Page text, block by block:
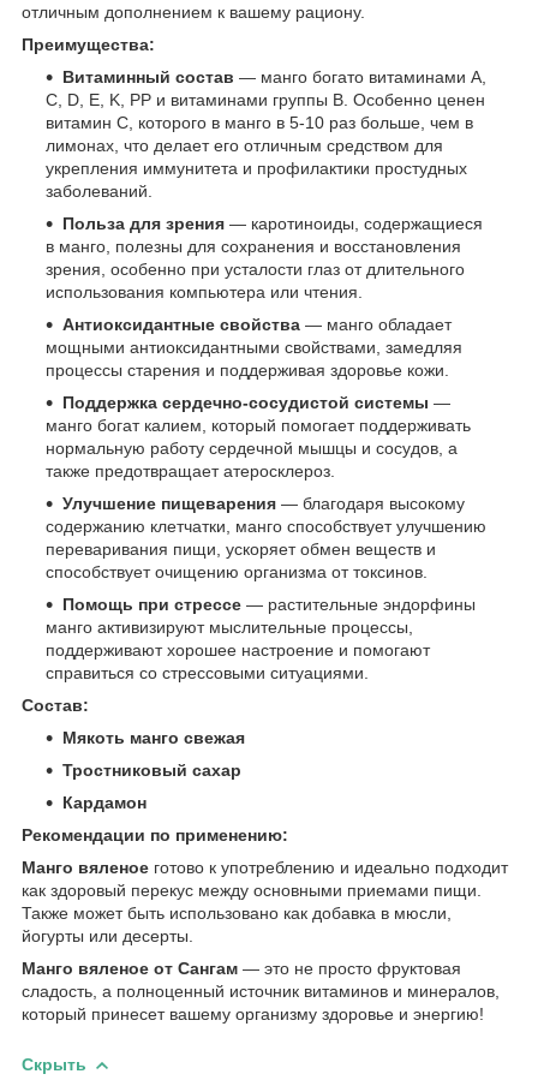
отличным дополнением к вашему рациону.
Преимущества:
Витаминный состав — манго богато витаминами A,
C, D, E, K, PP и витаминами группы B. Особенно ценен
витамин C, которого в манго в 5-10 раз больше, чем в
лимонах, что делает его отличным средством для
укрепления иммунитета и профилактики простудных
заболеваний.
Польза для зрения — каротиноиды, содержащиеся
в манго, полезны для сохранения и восстановления
зрения, особенно при усталости глаз от длительного
использования компьютера или чтения.
Антиоксидантные свойства — манго обладает
мощными антиоксидантными свойствами, замедляя
процессы старения и поддерживая здоровье кожи.
Поддержка сердечно-сосудистой системы —
манго богат калием, который помогает поддерживать
нормальную работу сердечной мышцы и сосудов, а
также предотвращает атеросклероз.
Улучшение пищеварения — благодаря высокому
содержанию клетчатки, манго способствует улучшению
переваривания пищи, ускоряет обмен веществ и
способствует очищению организма от токсинов.
Помощь при стрессе — растительные эндорфины
манго активизируют мыслительные процессы,
поддерживают хорошее настроение и помогают
справиться со стрессовыми ситуациями.
Состав:
Мякоть манго свежая
Тростниковый сахар
Кардамон
Рекомендации по применению:
Манго вяленое готово к употреблению и идеально подходит
как здоровый перекус между основными приемами пищи.
Также может быть использовано как добавка в мюсли,
йогурты или десерты.
Манго вяленое от Сангам — это не просто фруктовая
сладость, а полноценный источник витаминов и минералов,
который принесет вашему организму здоровье и энергию!
Скрыть